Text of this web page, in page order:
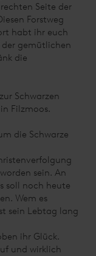
Seite der
Forstweg
habt ihr euch
der gemütlichen
die
Schwarzen
Filzmoos.
die Schwarze
sein. An
soll noch heute
Wem es
sein Lebtag lang
ihr Glück.
und wirklich